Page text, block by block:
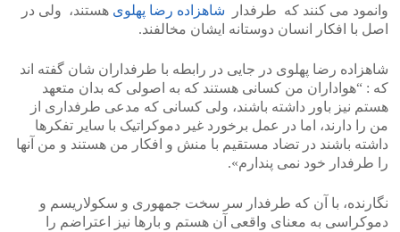
وانمود می کنند که طرفدار شاهزاده رضا پهلوی هستند، ولی در
اصل با افکار انسان دوستانه ایشان مخالفند.
شاهزاده رضا پهلوی در جایی در رابطه با طرفداران شان گفته اند
که : “هواداران من کسانی هستند که به اصولی که بدان متعهد
هستم نیز باور داشته باشند، ولی کسانی که مدعی طرفداری از
من را دارند، اما در عمل برخورد غیر دموکراتیک با سایر تفکرها
داشته باشند در تضاد مستقیم با منش و افکار من هستند و من آنها
را طرفدار خود نمی پندارم».
نگارنده، با آن که طرفدار سر سخت جمهوری و سکولاریسم و
دموکراسی به معنای واقعی آن هستم و بارها نیز اعتراضم را